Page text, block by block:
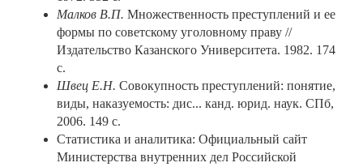
Малков В.П. Множественность преступлений и ее
формы по советскому уголовному праву //
Издательство Казанского Университета. 1982. 174
с.
Швец Е.Н. Совокупность преступлений: понятие,
виды, наказуемость: дис... канд. юрид. наук. СПб,
2006. 149 с.
Статистика и аналитика: Официальный сайт
Министерства внутренних дел Российской